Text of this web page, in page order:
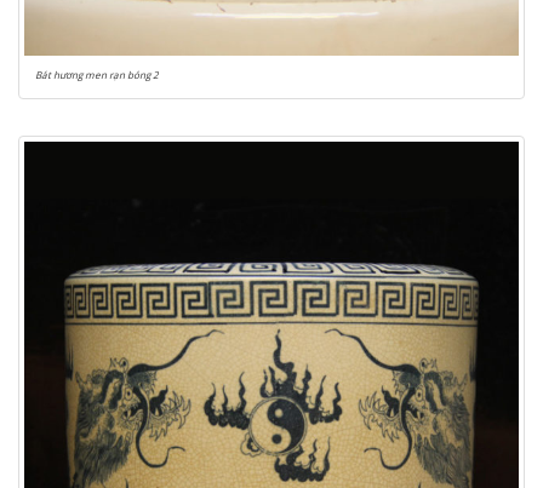
Bát hương men rạn bóng 2